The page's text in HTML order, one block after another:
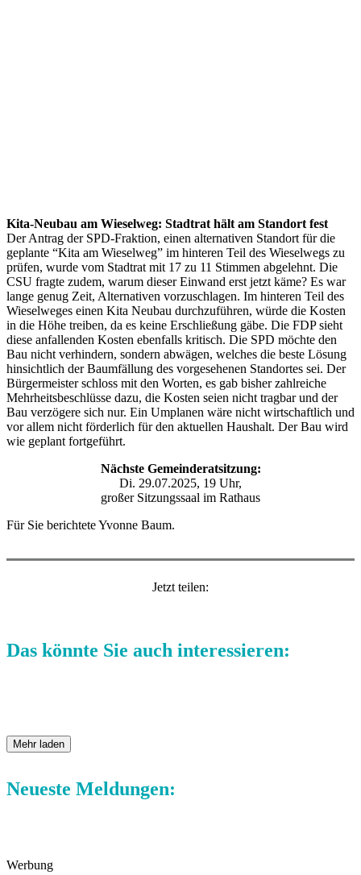
Kita-Neubau am Wieselweg: Stadtrat hält am Standort fest
Der Antrag der SPD-Fraktion, einen alternativen Standort für die
geplante “Kita am Wieselweg” im hinteren Teil des Wieselwegs zu
prüfen, wurde vom Stadtrat mit 17 zu 11 Stimmen abgelehnt. Die
CSU fragte zudem, warum dieser Einwand erst jetzt käme? Es war
lange genug Zeit, Alternativen vorzuschlagen. Im hinteren Teil des
Wieselweges einen Kita Neubau durchzuführen, würde die Kosten
in die Höhe treiben, da es keine Erschließung gäbe. Die FDP sieht
diese anfallenden Kosten ebenfalls kritisch. Die SPD möchte den
Bau nicht verhindern, sondern abwägen, welches die beste Lösung
hinsichtlich der Baumfällung des vorgesehenen Standortes sei. Der
Bürgermeister schloss mit den Worten, es gab bisher zahlreiche
Mehrheitsbeschlüsse dazu, die Kosten seien nicht tragbar und der
Bau verzögere sich nur. Ein Umplanen wäre nicht wirtschaftlich und
vor allem nicht förderlich für den aktuellen Haushalt. Der Bau wird
wie geplant fortgeführt.
Nächste Gemeinderatsitzung:
Di. 29.07.2025, 19 Uhr,
großer Sitzungssaal im Rathaus
Für Sie berichtete Yvonne Baum.
Jetzt teilen:
Das könnte Sie auch interessieren:
Mehr laden
Neueste Meldungen:
Werbung